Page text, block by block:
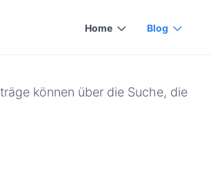
Home Blog
können über die Suche, die